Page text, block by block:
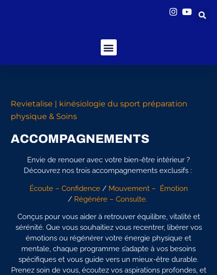
Revietalise | kinésiologie du sport préparation
physique & Soins
ACCOMPAGNEMENTS
Envie de renouer avec votre bien-être intérieur ?
Découvrez nos trois accompagnements exclusifs :
Écoute – Confidence / Mouvement – Émotion
/ Régénère – Consulte.
Conçus pour vous aider à retrouver équilibre, vitalité et
sérénité. Que vous souhaitiez vous recentrer, libérer vos
émotions ou régénérer votre énergie physique et
mentale, chaque programme s’adapte à vos besoins
spécifiques et vous guide vers un mieux-être durable.
Prenez soin de vous, écoutez vos aspirations profondes, et